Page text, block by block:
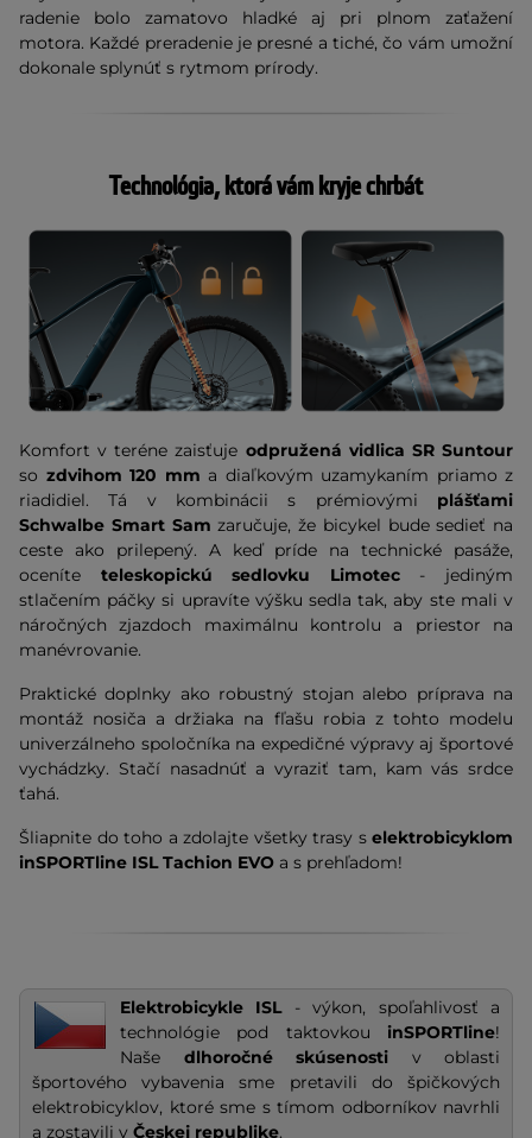
radenie bolo zamatovo hladké aj pri plnom zaťažení
motora. Každé preradenie je presné a tiché, čo vám umožní
dokonale splynúť s rytmom prírody.
Technológia, ktorá vám kryje chrbát
Komfort v teréne zaisťuje odpružená vidlica SR Suntour
so zdvihom 120 mm a diaľkovým uzamykaním priamo z
riadidiel. Tá v kombinácii s prémiovými plášťami
Schwalbe Smart Sam zaručuje, že bicykel bude sedieť na
ceste ako prilepený. A keď príde na technické pasáže,
oceníte teleskopickú sedlovku Limotec- jediným
stlačením páčky si upravíte výšku sedla tak, aby ste mali v
náročných zjazdoch maximálnu kontrolu a priestor na
manévrovanie.
Praktické doplnky ako robustný stojan alebo príprava na
montáž nosiča a držiaka na fľašu robia z tohto modelu
univerzálneho spoločníka na expedičné výpravy aj športové
vychádzky. Stačí nasadnúť a vyraziť tam, kam vás srdce
ťahá.
Šliapnite do toho a zdolajte všetky trasy selektrobicyklom
inSPORTline ISL Tachion EVO a s prehľadom!
Elektrobicykle ISL - výkon, spoľahlivosť a
technológie pod taktovkou inSPORTline!
Naše dlhoročné skúsenosti v
oblasti
športového vybavenia sme pretavili do špičkových
elektrobicyklov, ktoré sme s tímom odborníkov navrhli
a zostavili v Českej republike.